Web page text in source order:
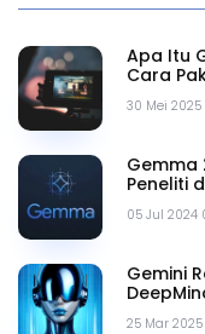
30 Mei 2025
Apa Itu
Cara
05 Jul 2024
Gemma
Peneliti
25 Mar
Gemini